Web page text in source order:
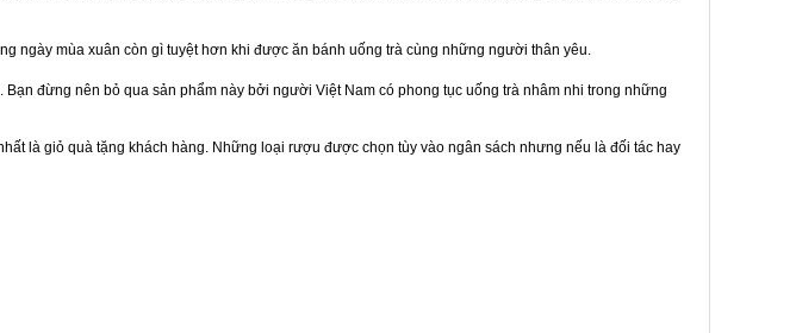
ngày mùa xuân còn gì tuyệt hơn khi được ăn bánh uống trà cùng những người thân yêu.
đừng nên bỏ qua sản phẩm này bởi người Việt Nam có phong tục uống trà nhâm nhi trong những
là giỏ quà tặng khách hàng. Những loại rượu được chọn tùy vào ngân sách nhưng nếu là đối tác hay